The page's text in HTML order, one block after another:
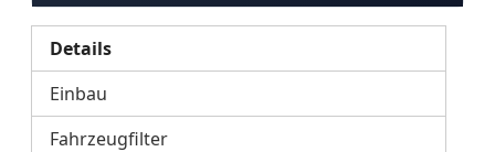
Details
Einbau
Fahrzeugfilter